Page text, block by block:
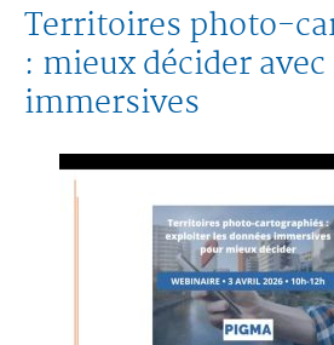
Territoires photo-
: mieux décider
immersives